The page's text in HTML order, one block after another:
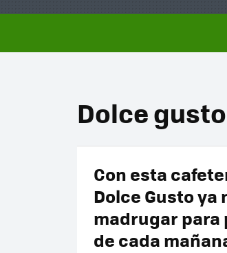
Dolce gusto
Con esta
Dolce Gusto ya
madrugar para
de cada